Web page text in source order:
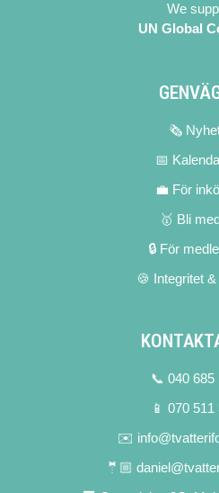
We
UN Global
🗞
📅
💼 För
🥇 Bli
🔒 För
🍪 Integritet
📞 040 685
📱 070 511
✉️
🤵🏼